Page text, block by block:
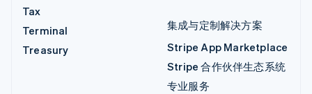
Tax
Terminal
Treasury
集成与定制解决方案
Stripe App Marketplace
Stripe 合作伙伴生态系统
专业服务